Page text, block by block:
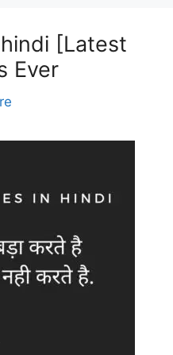
[Latest
Ever